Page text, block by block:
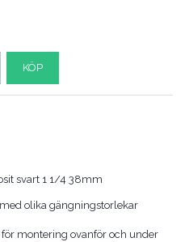
KÖP
svart 1 1/4 38mm
olika gängningstorlekar
montering ovanför och under